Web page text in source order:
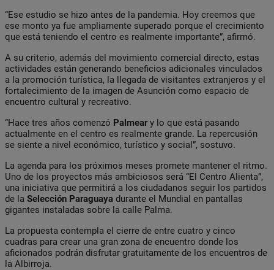
“Ese estudio se hizo antes de la pandemia. Hoy creemos que
ese monto ya fue ampliamente superado porque el crecimiento
que está teniendo el centro es realmente importante”, afirmó.
A su criterio, además del movimiento comercial directo, estas
actividades están generando beneficios adicionales vinculados
a la promoción turística, la llegada de visitantes extranjeros y el
fortalecimiento de la imagen de Asunción como espacio de
encuentro cultural y recreativo.
“Hace tres años comenzó Palmeary lo que está pasando
actualmente en el centro es realmente grande. La repercusión
se siente a nivel económico, turístico y social”, sostuvo.
La agenda para los próximos meses promete mantener el ritmo.
Uno de los proyectos más ambiciosos será “El Centro Alienta”,
una iniciativa que permitirá a los ciudadanos seguir los partidos
de la Selección Paraguaya durante el Mundial en pantallas
gigantes instaladas sobre la calle Palma.
La propuesta contempla el cierre de entre cuatro y cinco
cuadras para crear una gran zona de encuentro donde los
aficionados podrán disfrutar gratuitamente de los encuentros de
la Albirroja.